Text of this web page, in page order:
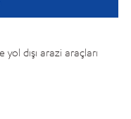
dışı arazi araçları